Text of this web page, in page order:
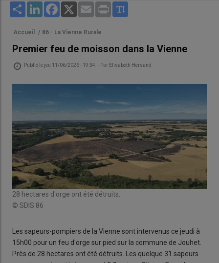
Share LinkedInFacebook
X Email Print
Accueil / 86 - La Vienne Rurale
Premier feu de moisson dans la Vienne
Publié le jeu 11/06/2026 - 19:34 - Par Elisabeth Hersand
28 hectares d'orge ont été détruits.
© SDIS 86
Les sapeurs-pompiers de la Vienne sont intervenus ce jeudi à
15h00 pour un feu d'orge sur pied sur la commune de Jouhet.
Près de 28 hectares ont été détruits. Les quelque 31 sapeurs